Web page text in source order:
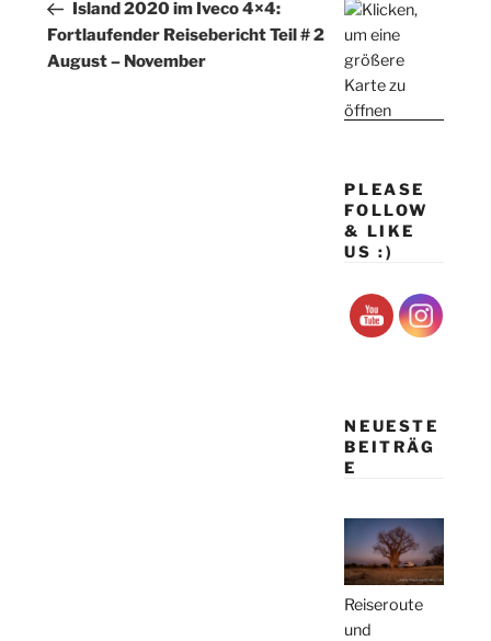
Island 2020 im Iveco 4×4:
Fortlaufender Reisebericht Teil # 2
August – November
PLEASE
FOLLOW
& LIKE
US :)
NEUESTE
BEITRÄG
E
Reiseroute
und